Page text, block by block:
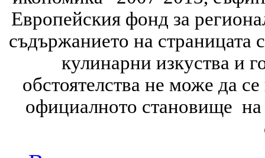
Европейския фонд за
съдържанието на
кулинарни изкуства и
обстоятелства не може да
официалното становище